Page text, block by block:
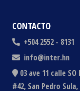
CONTACTO
+504 2552 - 8131
info@inter.hn
03 ave 11 calle
#42, San Pedro